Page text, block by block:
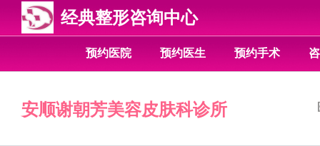
经典整形咨询中心
预约医院 预约医生 预约手术
安顺谢朝芳美容皮肤科诊所